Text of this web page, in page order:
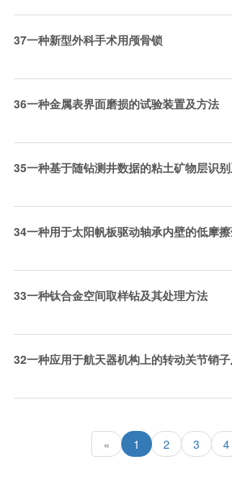
37一种新型外科手术用颅骨锁
36一种金属表界面磨损的试验装置及方法
35一种基于随钻测井数据的粘土矿物层识
34一种用于太阳帆板驱动轴承内壁的低摩
33一种钛合金空间取样钻及其处理方法
32一种应用于航天器机构上的转动关节销
« 1 2 3 4